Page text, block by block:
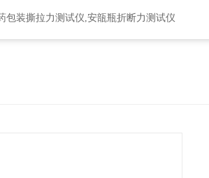
包装撕拉力测试仪,安瓿瓶折断力测试仪